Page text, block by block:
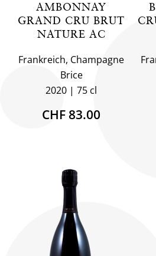
AMBONNAY
GRAND CRU BRUT
NATURE AC
Frankreich, Champagne
Brice
2020
75 cl
CHF 83.00